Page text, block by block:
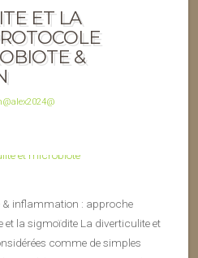
ET LA
&
inflammation : approche
et la sigmoïdite La diverticulite et
comme de simples